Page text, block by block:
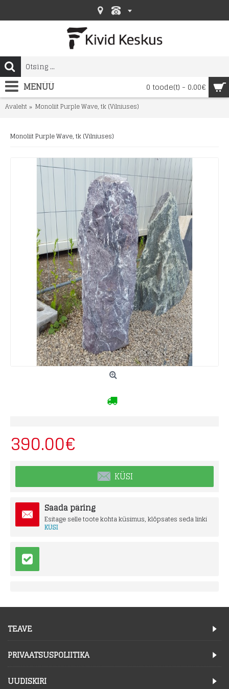
0 toode(t) - 0.00€
MENÜÜ
Avaleht Monoliit Purple Wave, tk (Vilniuses)
Monoliit Purple Wave, tk (Vilniuses)
390.00€
KÜSI
Saada päring
Esitage selle toote kohta küsimus, klõpsates seda linki
KÜSI
TEAVE
PRIVAATSUSPOLIITIKA
UUDISKIRI